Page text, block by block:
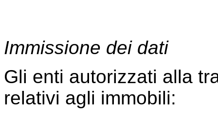
Immissione dei dati
Gli enti autorizzati alla
relativi agli immobili: